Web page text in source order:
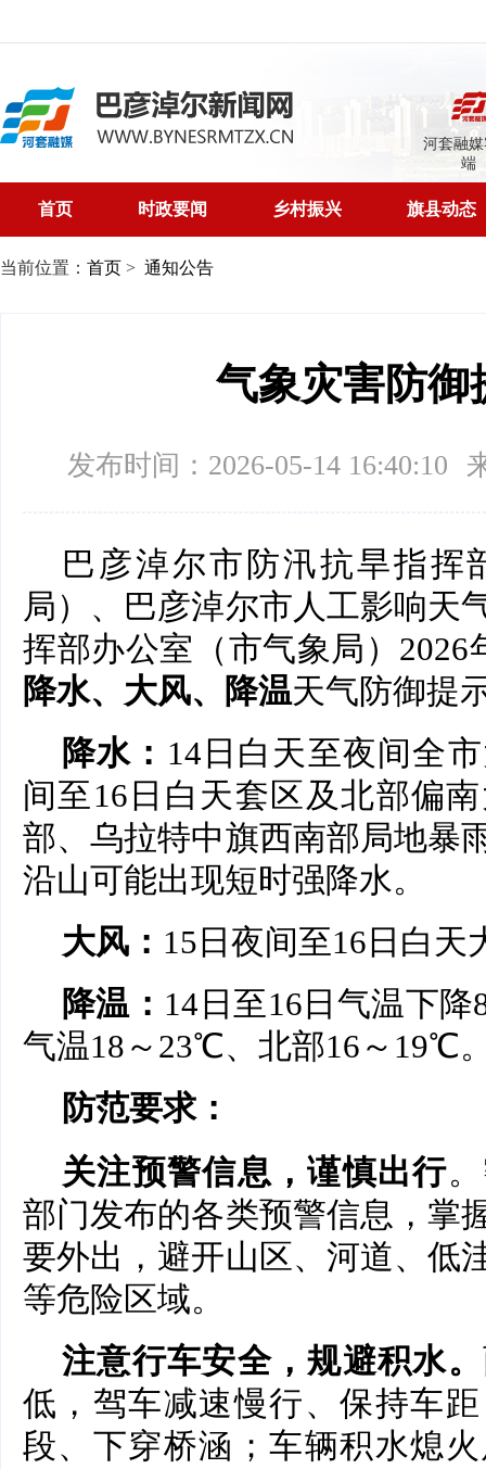
河套融
端
首页 时政要闻 乡村振兴 旗县动态
当前位置： 首页 > 通知公告
气象灾害防御
发布时间：2026-05-14 16:40:10
巴彦淖尔市防汛抗旱指挥
局）、巴彦淖尔市人工影响天
挥部办公室（市气象局）2026
降水、大风、降温天气防御提
降水： 14日白天至夜间全
间至16日白天套区及北部偏
部、乌拉特中旗西南部局地暴
沿山可能出现短时强降水。
大风： 15日夜间至16日白天
降温： 14日至16日气温下
气温18～23℃、北部16～19℃
防范要求：
关注预警信息，谨慎出行
部门发布的各类预警信息，掌
要外出，避开山区、河道、低
等危险区域。
注意行车安全，规避积水。
低，驾车减速慢行、保持车
段、下穿桥涵；车辆积水熄